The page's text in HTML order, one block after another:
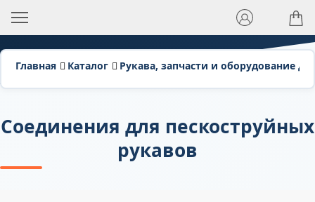
Главная Каталог Рукава, запчасти и оборудование
Соединения для пескоструйных
рукавов